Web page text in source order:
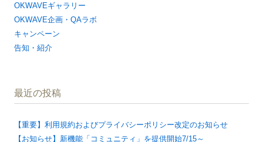
OKWAVEギャラリー
OKWAVE企画・QAラボ
キャンペーン
告知・紹介
最近の投稿
【重要】利用規約およびプライバシーポリシー改定のお知らせ
【お知らせ】新機能「コミュニティ」を提供開始7/15～